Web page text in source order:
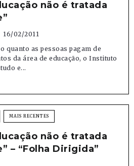
não é tratada
16/02/2011
quanto as pessoas pagam de
da área de educação, o Instituto
e...
MAIS RECENTES
não é tratada
– “Folha Dirigida”